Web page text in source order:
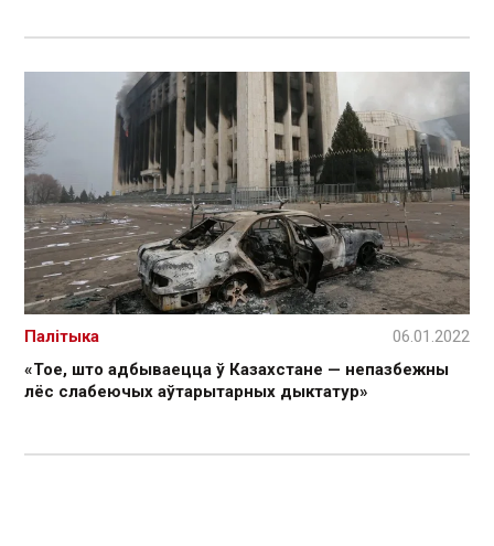
«Тое, што адбываецца ў Казахстане — непазбежны
лёс слабеючых аўтарытарных дыктатур»
Палітыка 06.01.2022